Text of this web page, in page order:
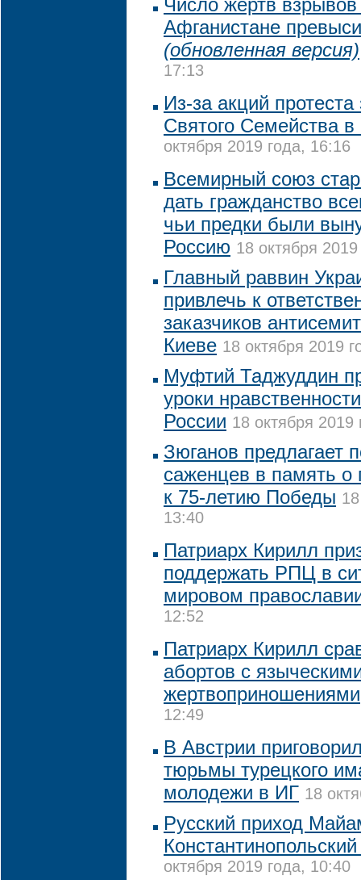
Число жертв
Афганистане
(обновленная версия)
17:13
Из-за акций
Святого Семейства
октября 2019 года, 16:16
Всемирный союз
дать гражданство
чьи предки были
Россию 18 октября
Главный раввин
привлечь к
заказчиков
Киеве 18 октября 2019
Муфтий Таджуддин
уроки
России 18 октября 2019
Зюганов предлагает
саженцев в память о
к 75-летию Победы
13:40
Патриарх Кирилл
поддержать РПЦ в
мировом
12:52
Патриарх Кирилл
абортов с
жертвоприношениями
12:49
В Австрии
тюрьмы турецкого
молодежи в ИГ 18
Русский приход
октября 2019 года, 10:40